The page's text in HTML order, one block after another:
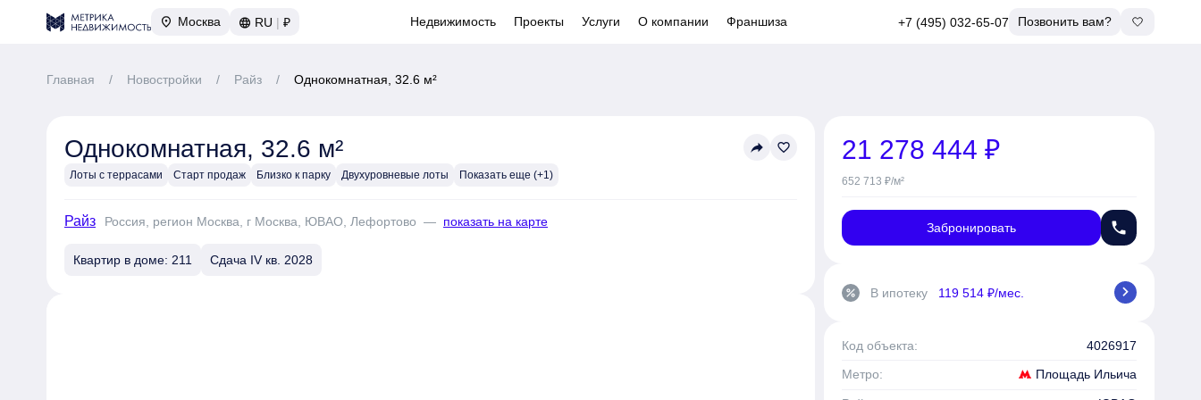
Москва RU | ₽ Недвижимость Проекты Услуги О компании Франшиза +7 (495) 032-65-07 Позвонить вам?
Главная / Новостройки / Райз / Однокомнатная, 32.6 м²
Однокомнатная, 32.6 м²
Лоты с террасами Старт продаж Близко к парку Двухуровневые лоты Показать еще (+1)
reply favorite_border
Райз Россия, регион Москва, г Москва, ЮВАО, Лефортово — показать на карте
Квартир в доме: 211 Сдача IV кв. 2028
21 278 444 ₽
652 713 ₽/м²
Забронировать phone
percent В ипотеку 119 514 ₽/мес. chevron_right
Код объекта: 4026917
Метро: Площадь Ильича